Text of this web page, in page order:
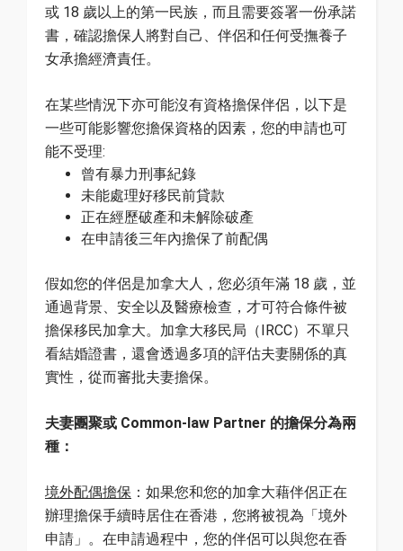
或 18 歲以上的第一民族，而且需要簽署一份承諾
書，確認擔保人將對自己、伴侶和任何受撫養子
女承擔經濟責任。
在某些情況下亦可能沒有資格擔保伴侶，以下是
一些可能影響您擔保資格的因素，您的申請也可
能不受理:
曾有暴力刑事紀錄
未能處理好移民前貸款
正在經歷破產和未解除破產
在申請後三年內擔保了前配偶
假如您的伴侶是加拿大人，您必須年滿 18 歲，並
通過背景、安全以及醫療檢查，才可符合條件被
擔保移民加拿大。加拿大移民局（IRCC）不單只
看結婚證書，還會透過多項的評估夫妻關係的真
實性，從而審批夫妻擔保。
夫妻團聚或 Common-law Partner 的擔保分為兩
種：
境外配偶擔保 ：如果您和您的加拿大藉伴侶正在
辦理擔保手續時居住在香港，您將被視為「境外
申請」。在申請過程中，您的伴侶可以與您在香